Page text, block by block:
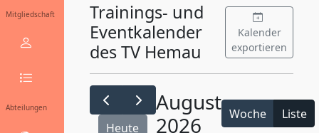
Mitgliedschaft
Abteilungen
Trainings- und
Eventkalender
des TV Hemau
Kalender
exportieren
Heute
August
2026
Woche Liste